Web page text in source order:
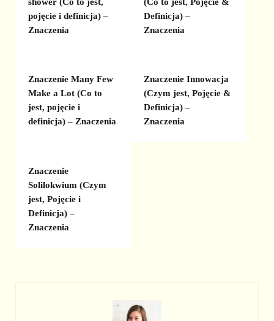
pojęcie i definicja) –
Znaczenia
Definicja) –
Znaczenia
Znaczenie Many Few
Make a Lot (Co to
jest, pojęcie i
definicja) – Znaczenia
Znaczenie Innowacja
(Czym jest, Pojęcie &
Definicja) –
Znaczenia
Znaczenie
Solilokwium (Czym
jest, Pojęcie i
Definicja) –
Znaczenia